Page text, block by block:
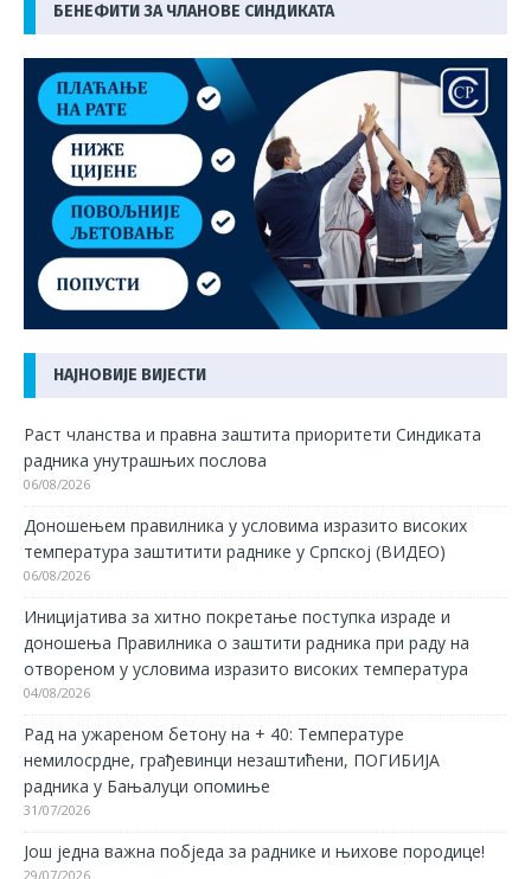
БЕНЕФИТИ ЗА ЧЛАНОВЕ СИНДИКАТА
НАЈНОВИЈЕ ВИЈЕСТИ
Раст чланства и правна заштита приоритети Синдиката
радника унутрашњих послова
06/08/2026
Доношењем правилника у условима изразито високих
температура заштитити раднике у Српској (ВИДЕО)
06/08/2026
Иницијатива за хитно покретање поступка израде и
доношења Правилника о заштити радника при раду на
отвореном у условима изразито високих температура
04/08/2026
Рад на ужареном бетону на + 40: Температуре
немилосрдне, грађевинци незаштићени, ПОГИБИЈА
радника у Бањалуци опомиње
31/07/2026
Још једна важна побједа за раднике и њихове породице!
29/07/2026